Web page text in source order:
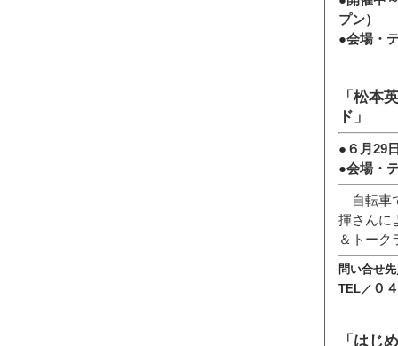
プン）
●会場・
「松本
ド」
● ６月29
●会場・
自転車
揮さんに
＆トーク
問い合せ
TEL／ ０
「はじ